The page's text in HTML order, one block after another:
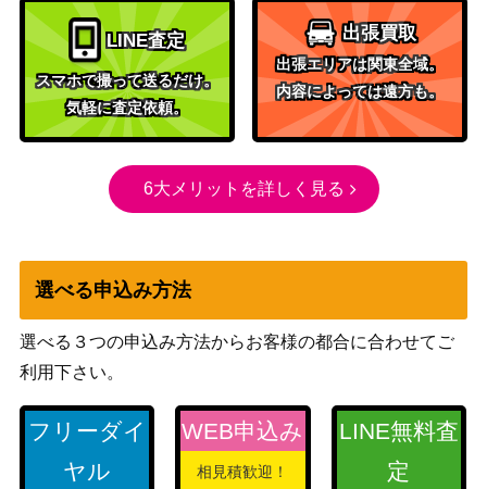
030SP】
“信じていい
の？”今井リサ (B
D/W95-080SSP)
ブシロード
（バンドリ！ ガールズバンド
パーティ！ 5th Anniversary）
21,000
リヤ(PI/SE36-37S
ブシロード
（Fate/kaleid liner
Prisma☆Illya プリズマ☆ファ
ンタズム Extra）
メジロパーマー
（UMA/W106-138
SP）
ブシロード
（ウマ娘）
“ポピパのいいとこ
W95-062SSP)
パーティ！ 5th Anniversary）
イン 白瀬咲耶(IS
ブシロード
（アイドルマスター シャイニ
LINE査定
スマホで撮って送るだけ。
気軽に査定依頼。
出張買取
出張エリアは関東全域。
内容によっては遠方も。
6大メリットを詳しく見る
選べる申込み方法
選べる３つの申込み方法からお客様の都合に合わせてご
利用下さい。
フリーダイ
ヤル
WEB申込み
相見積歓迎！
LINE無料査
定